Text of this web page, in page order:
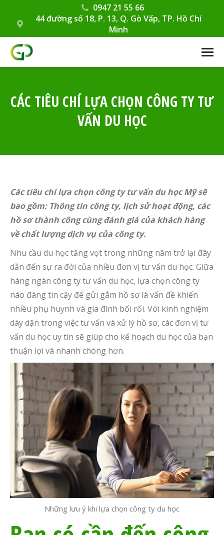
0947 21 55 66
44 đường số 18, P. 13, Q. Gò Vấp, TP. Hồ Chí
Minh
CÁC TIÊU CHÍ LỰA CHỌN CÔNG TY TƯ
VẤN DU HỌC
Các tiêu chí lựa chọn công ty tư vấn du học Mỹ sẽ
bao gồm: Thông tin công ty, lịch sử hoạt động, các
hồ sơ thành công cùng đánh giá của khách hàng
về chất lượng dịch vụ của công ty.
Nhu cầu du học tăng vọt trong những năm trở lại đây
dẫn đến sự ra đời của nhiều đơn vị tư vấn du học. Giữa
hàng ngàn công ty tư vấn du học, lựa chọn công ty
nào đáng tin cậy để gửi gắm hồ sơ là vấn đề khiến
nhiều phụ huynh và gia đình bối rối. Với kinh nghiệm
dày dặn trong việc tư vấn và xử lý hồ sơ, các đơn vị tư
vấn du học uy tín sẽ giúp cho kế hoạch du học của bạn
thuận lợi và nhanh chóng hơn.
Những lưu ý khi lựa chọn công ty du học